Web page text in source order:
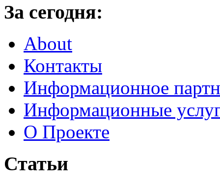
За сегодня:
About
Контакты
Информационное
Информационные
О Проекте
Статьи